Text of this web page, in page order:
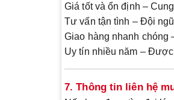
Giá tốt và ổn định –
Tư vấn tận tình – Đội
Giao hàng nhanh chóng
Uy tín nhiều năm – Được
7. Thông tin liên hệ